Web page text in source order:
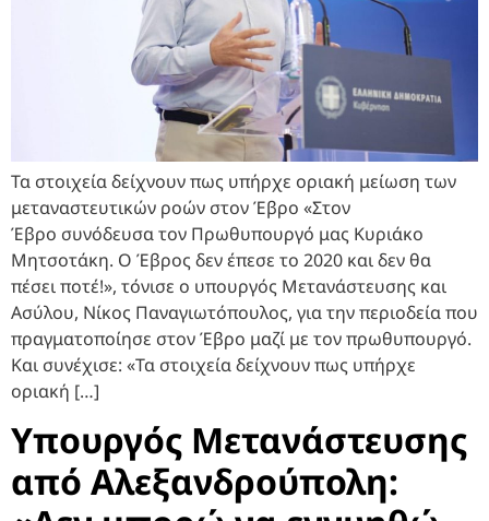
Τα στοιχεία δείχνουν πως υπήρχε οριακή μείωση των
μεταναστευτικών ροών στον Έβρο «Στον
Έβρο συνόδευσα τον Πρωθυπουργό μας Κυριάκο
Μητσοτάκη. Ο Έβρος δεν έπεσε το 2020 και δεν θα
πέσει ποτέ!», τόνισε ο υπουργός Μετανάστευσης και
Ασύλου, Νίκος Παναγιωτόπουλος, για την περιοδεία που
πραγματοποίησε στον Έβρο μαζί με τον πρωθυπουργό.
Και συνέχισε: «Τα στοιχεία δείχνουν πως υπήρχε
οριακή […]
Υπουργός Μετανάστευσης
από Αλεξανδρούπολη: